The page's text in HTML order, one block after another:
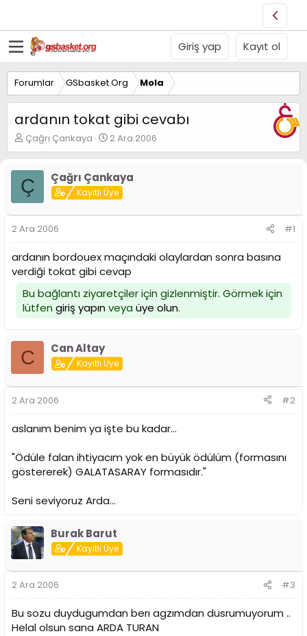
Giriş yap Kayıt ol
Forumlar GSbasket.Org Mola
ardanın tokat gibi cevabı
K
o
u
y
u
B
a
ş
a
t
a
n
Çağrı Çankaya
B
a
l
a
n
g
a
r
i
h
i
2 Ara 2006
Ç Çağrı Çankaya
Kayıtlı Üye
2 Ara 2006 #1
ardanın bordouex maçındaki olaylardan sonra basına
verdiği tokat gibi cevap
Bu bağlantı ziyaretçiler için gizlenmiştir. Görmek için
lütfen giriş yapınveya üye olun.
C Can Altay
Kayıtlı Üye
2 Ara 2006 #2
aslanım benim ya işte bu kadar...
"Ödüle falan ihtiyacım yok en büyük ödülüm (formasını
göstererek) GALATASARAY formasıdır."
Seni seviyoruz Arda...
Burak Barut
Kayıtlı Üye
2 Ara 2006 #3
Bu sozu duydugumdan berı agzımdan dusrumuyorum ..
Helal olsun sana ARDA TURAN